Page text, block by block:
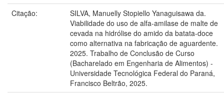
Citação:
SILVA, Manuelly Stopiello Yanaguisawa da.
Viabilidade do uso de alfa-amilase de malte de
cevada na hidrólise do amido da batata-doce
como alternativa na fabricação de aguardente.
2025. Trabalho de Conclusão de Curso
(Bacharelado em Engenharia de Alimentos) -
Universidade Tecnológica Federal do Paraná,
Francisco Beltrão, 2025.